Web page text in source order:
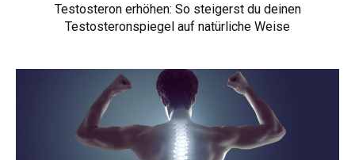
Testosteron erhöhen: So steigerst du deinen
Testosteronspiegel auf natürliche Weise